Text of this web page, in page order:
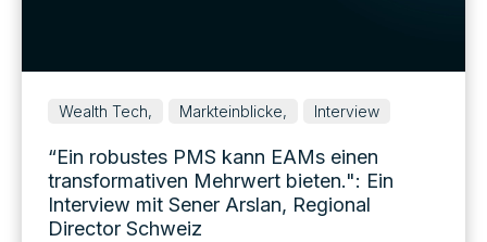
Wealth Tech, Markteinblicke, Interview
“Ein robustes PMS kann EAMs einen
transformativen Mehrwert bieten.": Ein
Interview mit Sener Arslan, Regional
Director Schweiz